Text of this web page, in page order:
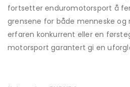
fortsetter enduromotorsport å
grensene for både menneske og
erfaren konkurrent eller en
motorsport garantert gi en